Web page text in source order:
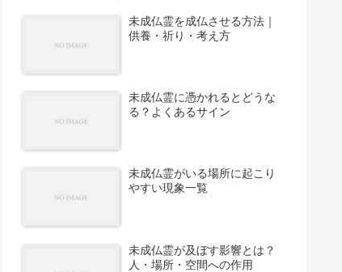
未成仏霊を成仏させる方法｜
供養・祈り・考え方
未成仏霊に憑かれるとどうな
る？よくあるサイン
未成仏霊がいる場所に起こり
やすい現象一覧
未成仏霊が及ぼす影響とは？
人・場所・空間への作用